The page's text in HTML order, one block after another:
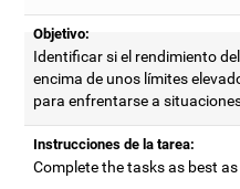
Objetivo:
Identificar si el rendimiento
encima de unos límites
para enfrentarse a
Instrucciones de la tarea:
Complete the tasks as best